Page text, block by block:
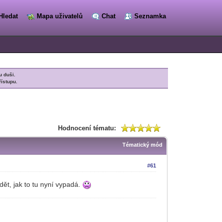
Hledat Mapa uživatelů Chat Seznamka
duši.
Hodnocení tématu:
Tématický mód
#61
jak to tu nyní vypadá.